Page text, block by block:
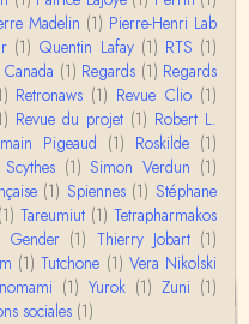
vivant essentiellem…
au collège de France
et la chasse, très c
dîtes : "Pourquoi,
devrions-nou…
Madelin (1) Pierre-Henri Lab
(1) Quentin Lafay (1) RTS (1)
(1) Regards (1) Regards
Retronaws (1) Revue Clio (1)
Revue du projet (1) Robert L.
Pigeaud (1) Roskilde (1)
Scythes (1) Simon Verdun (1)
(1) Spiennes (1) Stéphane
(1) Tareumiut (1) Tetrapharmakos
Gender (1) Thierry Jobart (1)
(1) Tutchone (1) Vera Nikolski
(1) Yurok (1) Zuni (1)
sociales (1)